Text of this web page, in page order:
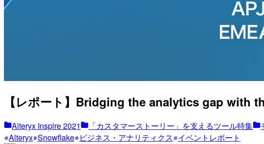
【レポート】Bridging the analytics gap with
Alteryx Inspire 2021 「カスタマーストーリー」を支えるツール特集
Alteryx Snowflake ビジネス・アナリティクス イベントレポート